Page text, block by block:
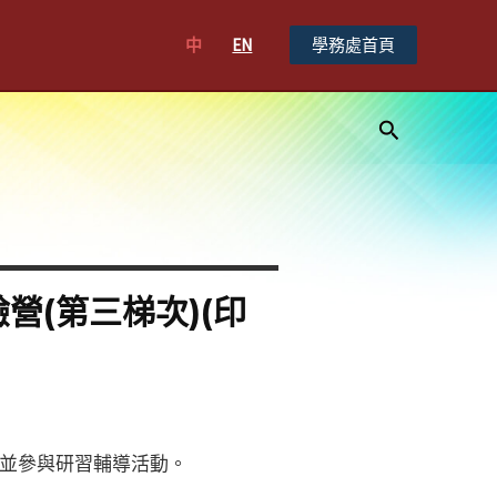
中 EN 學務處首頁
搜
尋
(第三梯次)(印
參與研習輔導活動。